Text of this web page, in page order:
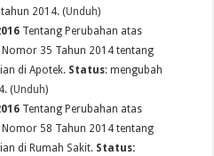
2014. (Unduh)
Tentang Perubahan atas
35 Tahun 2014 tentang
di Apotek. Status: mengubah
(Unduh)
Tentang Perubahan atas
58 Tahun 2014 tentang
di Rumah Sakit. Status: